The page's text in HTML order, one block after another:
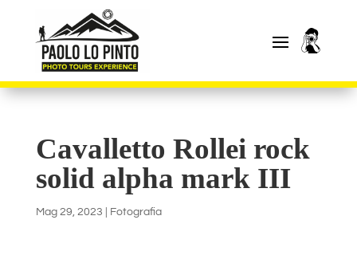
Cavalletto Rollei rock
solid alpha mark III
Mag 29, 2023 Fotografia